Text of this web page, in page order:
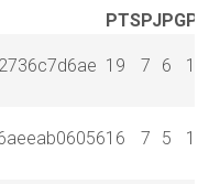
PTSPJPGPE
19 7 6 1
16 7 5 1